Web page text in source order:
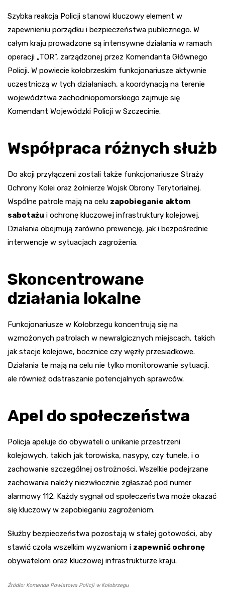
Szybka reakcja Policji stanowi kluczowy element w
zapewnieniu porządku i bezpieczeństwa publicznego. W
całym kraju prowadzone są intensywne działania w ramach
operacji „TOR”, zarządzonej przez Komendanta Głównego
Policji. W powiecie kołobrzeskim funkcjonariusze aktywnie
uczestniczą w tych działaniach, a koordynacją na terenie
województwa zachodniopomorskiego zajmuje się
Komendant Wojewódzki Policji w Szczecinie.
Współpraca różnych służb
Do akcji przyłączeni zostali także funkcjonariusze Straży
Ochrony Kolei oraz żołnierze Wojsk Obrony Terytorialnej.
Wspólne patrole mają na celu zapobieganie aktom
sabotażu i ochronę kluczowej infrastruktury kolejowej.
Działania obejmują zarówno prewencję, jak i bezpośrednie
interwencje w sytuacjach zagrożenia.
Skoncentrowane
działania lokalne
Funkcjonariusze w Kołobrzegu koncentrują się na
wzmożonych patrolach w newralgicznych miejscach, takich
jak stacje kolejowe, bocznice czy węzły przesiadkowe.
Działania te mają na celu nie tylko monitorowanie sytuacji,
ale również odstraszanie potencjalnych sprawców.
Apel do społeczeństwa
Policja apeluje do obywateli o unikanie przestrzeni
kolejowych, takich jak torowiska, nasypy, czy tunele, i o
zachowanie szczególnej ostrożności. Wszelkie podejrzane
zachowania należy niezwłocznie zgłaszać pod numer
alarmowy 112. Każdy sygnał od społeczeństwa może okazać
się kluczowy w zapobieganiu zagrożeniom.
Służby bezpieczeństwa pozostają w stałej gotowości, aby
stawić czoła wszelkim wyzwaniom i zapewnić ochronę
obywatelom oraz kluczowej infrastrukturze kraju.
Źródło: Komenda Powiatowa Policji w Kołobrzegu